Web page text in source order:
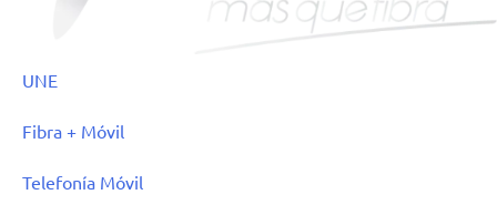
UNE
Fibra + Móvil
Telefonía Móvil